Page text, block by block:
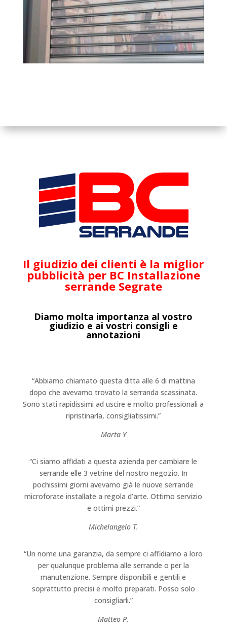
Il giudizio dei clienti è la miglior
pubblicità per BC Installazione
serrande Segrate
Diamo molta importanza al vostro
giudizio e ai vostri consigli e
annotazioni
“Abbiamo chiamato questa ditta alle 6 di mattina
dopo che avevamo trovato la serranda scassinata.
Sono stati rapidissimi ad uscire e molto professionali a
ripristinarla, consigliatissimi.”
Marta Y
“Ci siamo affidati a questa azienda per cambiare le
serrande elle 3 vetrine del nostro negozio. In
pochissimi giorni avevamo già le nuove serrande
microforate installate a regola d’arte. Ottimo servizio
e ottimi prezzi.”
Michelangelo T.
“Un nome una garanzia, da sempre ci affidiamo a loro
per qualunque problema alle serrande o per la
manutenzione. Sempre disponibili e gentili e
soprattutto precisi e molto preparati. Posso solo
consigliarli.”
Matteo P.